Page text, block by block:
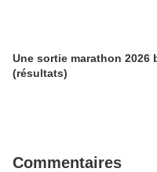
Une sortie marathon 2026
(résultats)
Commentaires